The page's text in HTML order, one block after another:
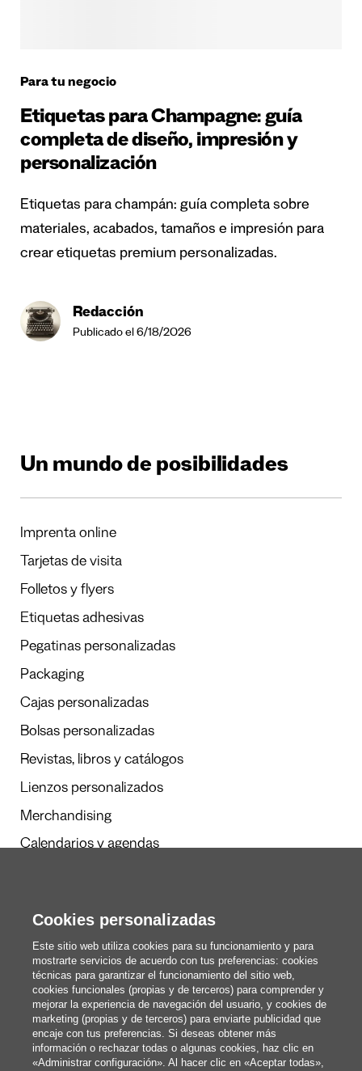
Para tu negocio
Etiquetas para Champagne: guía
completa de diseño, impresión y
personalización
Etiquetas para champán: guía completa sobre
materiales, acabados, tamaños e impresión para
crear etiquetas premium personalizadas.
Redacción
Publicado el 6/18/2026
Un mundo de posibilidades
Imprenta online
Tarjetas de visita
Folletos y flyers
Etiquetas adhesivas
Pegatinas personalizadas
Packaging
Cajas personalizadas
Bolsas personalizadas
Revistas, libros y catálogos
Lienzos personalizados
Merchandising
Calendarios y agendas
Redacción
Estos somos nosotros
blog@pixartprinting.com
Cookies personalizadas
Este sitio web utiliza cookies para su funcionamiento y para
mostrarte servicios de acuerdo con tus preferencias: cookies
técnicas para garantizar el funcionamiento del sitio web,
cookies funcionales (propias y de terceros) para comprender y
mejorar la experiencia de navegación del usuario, y cookies de
marketing (propias y de terceros) para enviarte publicidad que
encaje con tus preferencias. Si deseas obtener más
información o rechazar todas o algunas cookies, haz clic en
«Administrar configuración». Al hacer clic en «Aceptar todas»,